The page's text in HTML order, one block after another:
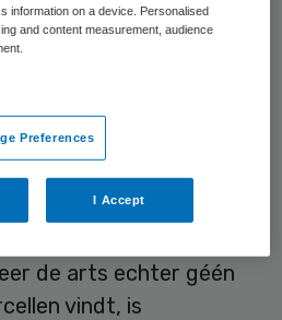
de invoering van het
meer onderzoek
in de lymfeklieren.
aanwezigheid van
is belangrijk, omdat
de arts echter géén
vindt, is
information on a device. Personalised
and content measurement, audience
Preferences
I Accept